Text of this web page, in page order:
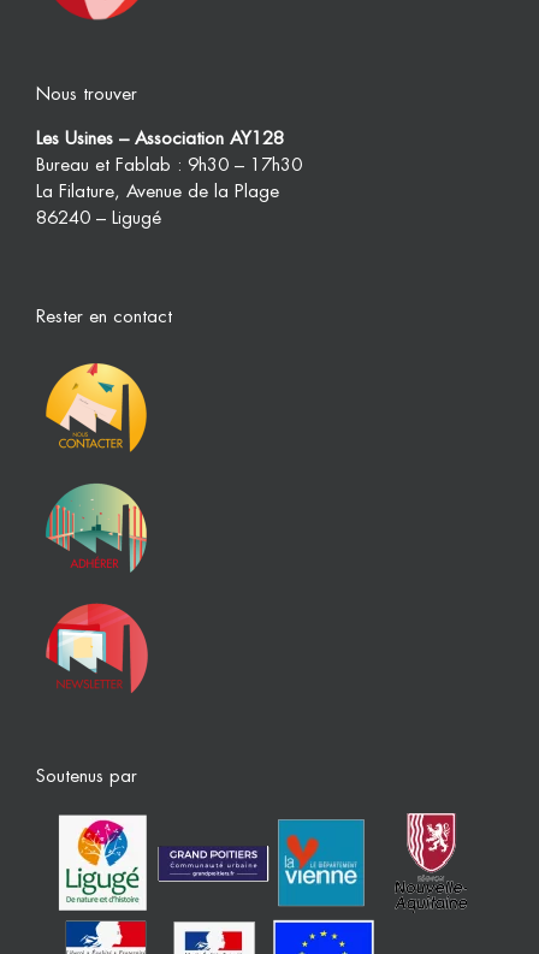
Nous trouver
Les Usines – Association AY128
Bureau et Fablab : 9h30 – 17h30
La Filature, Avenue de la Plage
86240 – Ligugé
Rester en contact
Soutenus par